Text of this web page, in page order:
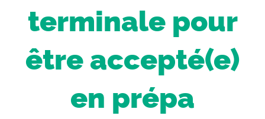
terminale pour
être accepté(e)
en prépa